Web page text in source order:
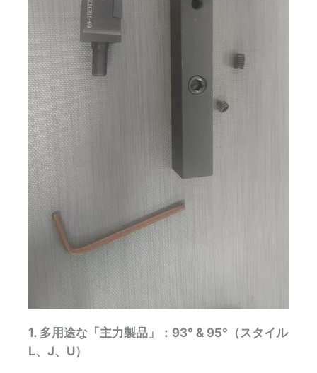
1. 多用途な「主力製品」：93° & 95°（スタイル
L、J、U）